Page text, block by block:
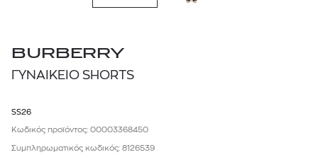
BURBERRY
ΓΥΝΑΙΚΕΙΟ SHORTS
SS26
Κωδικός προϊόντος: 00003368450
Συμπληρωματικός κωδικός: 8126539